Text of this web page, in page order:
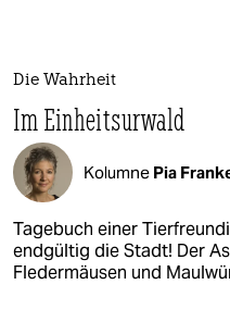
Die Wahrheit
Im Einheitsurwald
Kolumne Pia
Tagebuch einer
endgültig die Stadt! Der
Fledermäusen und